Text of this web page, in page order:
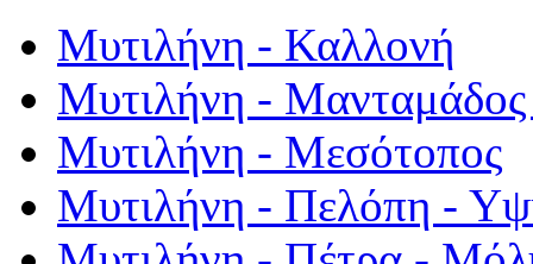
Μυτιλήνη - Καλλονή
Μυτιλήνη - Μανταμάδος
Μυτιλήνη - Μεσότοπος
Μυτιλήνη - Πελόπη -